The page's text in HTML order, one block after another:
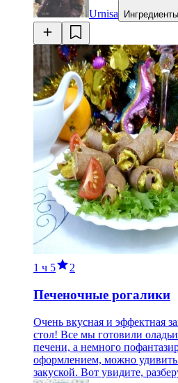
Urnisa Ингредиенты
1 ч 5 2
Печеночные рогалики
Очень вкусная и эффектная
стол! Все мы готовили
печени, а немного
оформлением, можно удивить
закуской. Вот увидите,